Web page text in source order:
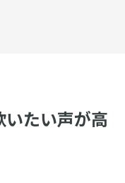
たい声が高